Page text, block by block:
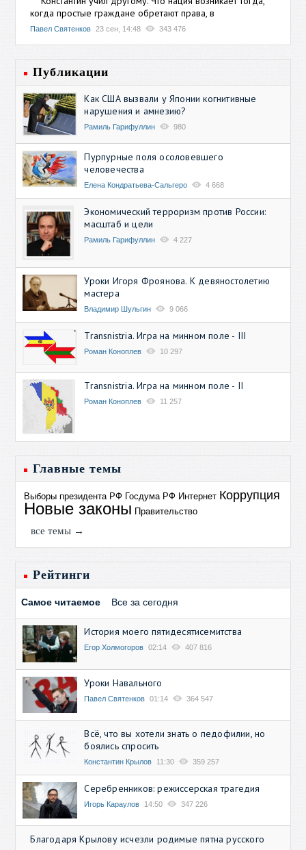
когда простые граждане обретают права, в
Павел Святенков 23 сен, 14:48 343 476
Публикации
Как США вызвали у Японии когнитивные
нарушения и амнезию?
Рамиль Гарифуллин 980
Пурпурные поля осоловевшего
человечества
Елена Кондратьева-Сальгеро 4 668
Экономический терроризм против России:
масштаб и цели
Рамиль Гарифуллин 4 227
Уроки Игоря Фроянова. К девяностолетию
мастера
Владимир Шульгин 9 066
Transnistria. Игра на минном поле - III
Роман Коноплев 10 297
Transnistria. Игра на минном поле - II
Роман Коноплев 11 257
Главные темы
Выборы президента РФ Госдума РФ Интернет Коррупция
Новые законы Правительство
все темы →
Рейтинги
Самое читаемое Все за сегодня
История моего пятидесятисемитства
Егор Холмогоров 02:14 407 816
Уроки Навального
Павел Святенков 01:14 364 547
Всё, что вы хотели знать о педофилии, но
боялись спросить
Константин Крылов 11:30 359 257
Серебренников: режиссерская трагедия
Игорь Караулов 14:50 347 226
Благодаря Крылову исчезли родимые пятна русского